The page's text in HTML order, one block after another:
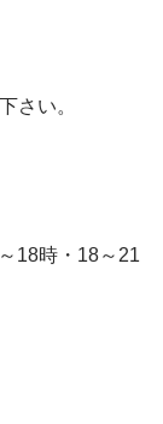
さい。
18時・18～21